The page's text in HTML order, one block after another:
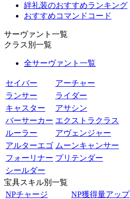
絆礼装のおすすめランキング
おすすめコマンドコード
サーヴァント一覧
クラス別一覧
全サーヴァント一覧
セイバー
アーチャー
ランサー
ライダー
キャスター
アサシン
バーサーカー エクストラクラス
ルーラー
アヴェンジャー
アルターエゴ ムーンキャンサー
フォーリナー プリテンダー
シールダー
宝具スキル別一覧
NPチャージ
NP獲得量アップ